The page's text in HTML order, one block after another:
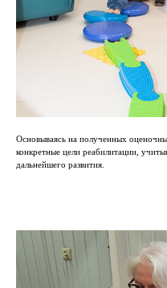
Основываясь на полученных
конкретные цели реабилитации,
дальнейшего развития.